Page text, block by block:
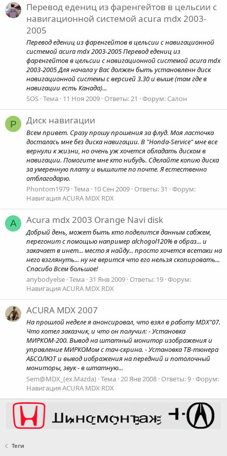
Перевод едениц из фаренгейтов в цельсии с
навигационной системой acura mdx 2003-
2005
Перевод едениц из фаренгейтов в цельсии с навигационной
системой acura mdx 2003-2005 Перевод едениц из
фаренгейтов в цельсии с навигационной системой acura mdx
2003-2005 Для начала у Вас должен быть установленн диск
навигационной системы с версией 3.30 и выше (там где в
навигации есть Канада)...
SOS Тема 11 Ноя 2009 Ответы: 21 Форум: Салон
P Диск навигации
Всем привет. Сразу прошу прошения за флуд. Моя ласточка
досталась мне без диска навигации. В "Honda-Service" мне все
вернули к жизни, но очень уж хочется обладать диском в
навигации. Помогите мне кто нибудь. Сделайте копию диска
за умеренную плату и вышлите по почте. Я естественно
отблагодарю.
Phontom1979 Тема 10 Сен 2009 Ответы: 31
Форум:
Навигация ACURA MDX RDX
A Acura mdx 2003 Orange Navi disk
Добрый день, может быть кто поделится данным сабжем,
перегонит с помощью например alchogol120% в образ... и
закачает в инет... место я найду... просто хочется всетаки на
него взглянуть... ну не верится что его нельзя скопировать...
Спасибо Всем большое!
anybodyelse Тема 31 Янв 2009 Ответы: 19 Форум:
Навигация ACURA MDX RDX
ACURA MDX 2007
На прошлой неделе я анонсировал, что взял в работу MDX"07.
Что хотел заказчик, и что он получил: - Установка
МИРКОМ-200. Вывод на штатный монитор изображения и
управление МИРКОМом с тач-скрина. - Установка ТВ-тюнера
АБСОЛЮТ и вывод иображения на передний и потолочный
мониторы, звук - в штатную...
Sem@MDX_(ex.Mazda) Тема 20 Янв 2008 Ответы: 9 Форум:
Навигация ACURA MDX RDX
Теги